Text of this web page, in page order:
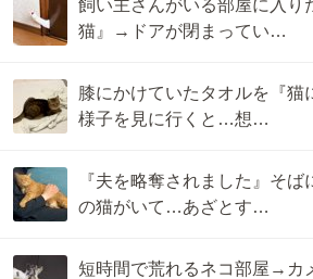
飼い主さんがいる部屋に入り
猫』→ドアが閉まってい…
膝にかけていたタオルを『
様子を見に行くと…想…
『夫を略奪されました』そ
の猫がいて…あざとす…
短時間で荒れるネコ部屋→カ